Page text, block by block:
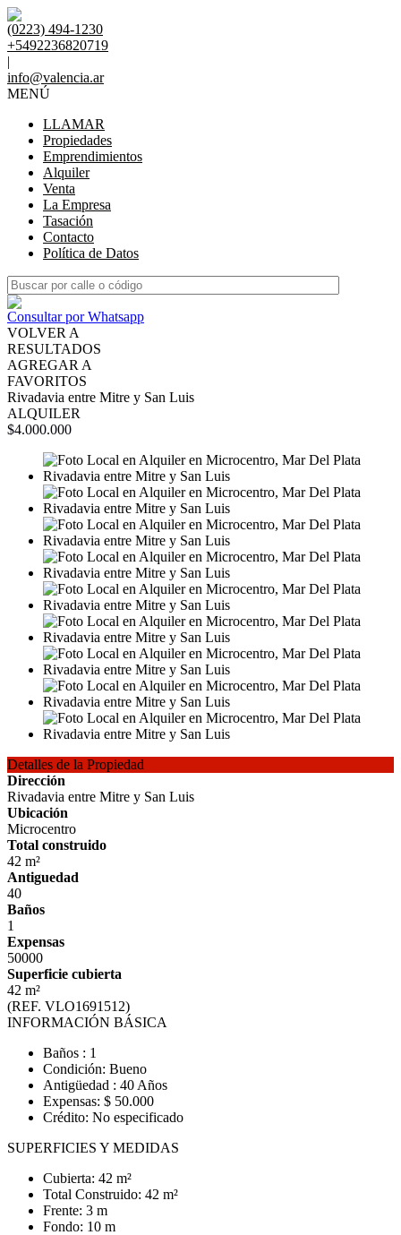
(0223) 494-1230
+5492236820719
|
info@valencia.ar
MENÚ
LLAMAR
Propiedades
Emprendimientos
Alquiler
Venta
La Empresa
Tasación
Contacto
Política de Datos
Consultar por Whatsapp
VOLVER A
RESULTADOS
AGREGAR A
FAVORITOS
Rivadavia entre Mitre y San Luis
ALQUILER
$4.000.000
Detalles de la Propiedad
Dirección
Rivadavia entre Mitre y San Luis
Ubicación
Microcentro
Total construido
42 m²
Antiguedad
40
Baños
1
Expensas
50000
Superficie cubierta
42 m²
(REF. VLO1691512)
INFORMACIÓN BÁSICA
Baños : 1
Condición: Bueno
Antigüedad : 40 Años
Expensas: $ 50.000
Crédito: No especificado
SUPERFICIES Y MEDIDAS
Cubierta: 42 m²
Total Construido: 42 m²
Frente: 3 m
Fondo: 10 m